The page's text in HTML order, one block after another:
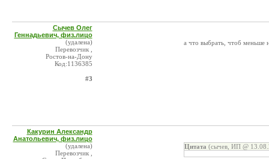
Сычев Олег
Геннадьевич, физ.лицо
(удалена)
Перевозчик ,
Ростов-на-Дону
Код:1136385
#3
а что выбрать, чтоб меньше
Какурин Александр
Анатольевич, физ.лицо
(удалена)
Перевозчик ,
Цитата (сычев, ИП @